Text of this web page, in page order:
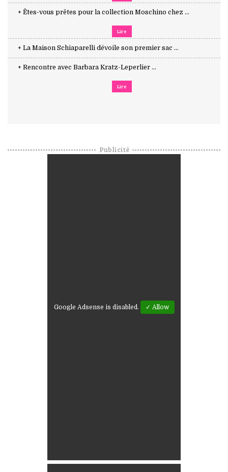
+ Êtes-vous prêtes pour la collection Moschino chez ...
Lire
+ La Maison Schiaparelli dévoile son premier sac ...
+ Rencontre avec Barbara Kratz-Leperlier ...
Lire
Publicité
Google Adsense is disabled. ✓ Allow